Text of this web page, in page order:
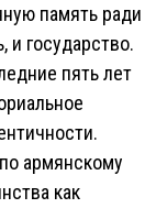
память ради
и государство.
пять лет
армянскому
как